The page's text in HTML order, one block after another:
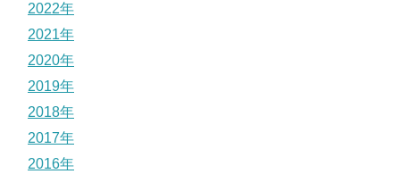
2022年
2021年
2020年
2019年
2018年
2017年
2016年